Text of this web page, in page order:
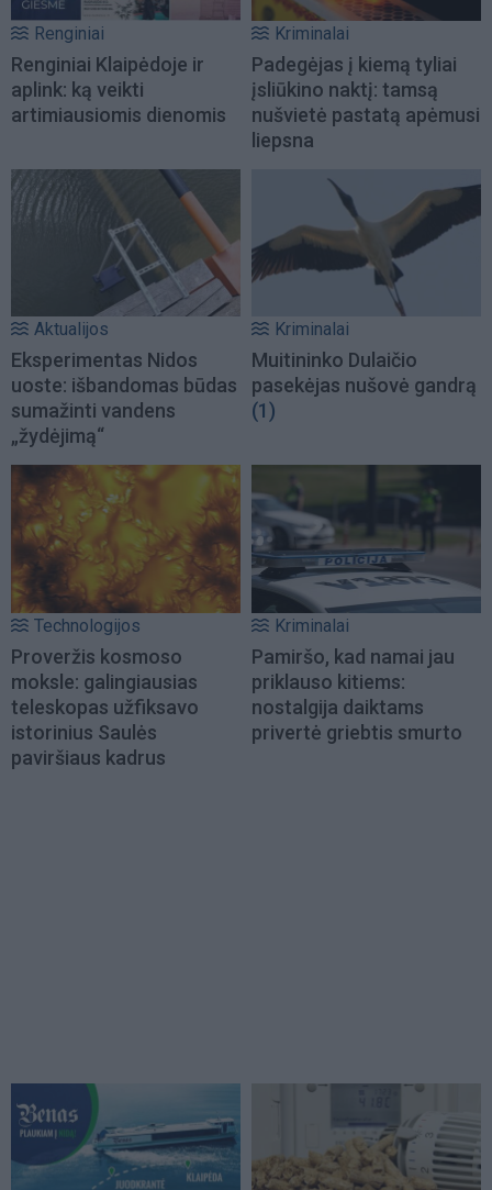
Renginiai
Renginiai Klaipėdoje ir
aplink: ką veikti
artimiausiomis dienomis
Kriminalai
Padegėjas į kiemą tyliai
įsliūkino naktį: tamsą
nušvietė pastatą apėmusi
liepsna
Aktualijos
Eksperimentas Nidos
uoste: išbandomas būdas
sumažinti vandens
„žydėjimą“
Kriminalai
Muitininko Dulaičio
pasekėjas nušovė gandrą
(1)
Technologijos
Proveržis kosmoso
moksle: galingiausias
teleskopas užfiksavo
istorinius Saulės
paviršiaus kadrus
Kriminalai
Pamiršo, kad namai jau
priklauso kitiems:
nostalgija daiktams
privertė griebtis smurto